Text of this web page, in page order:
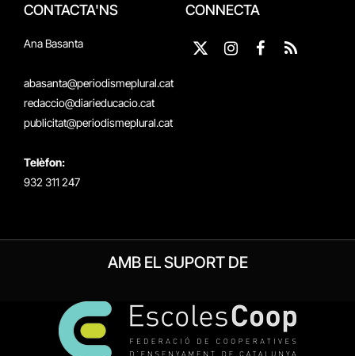
CONTACTA'NS
Ana Basanta
abasanta@periodismeplural.cat
redaccio@diarieducacio.cat
publicitat@periodismeplural.cat
Telèfon:
932 311 247
CONNECTA
X
InstagramFacebook
RSS
AMB EL SUPORT DE